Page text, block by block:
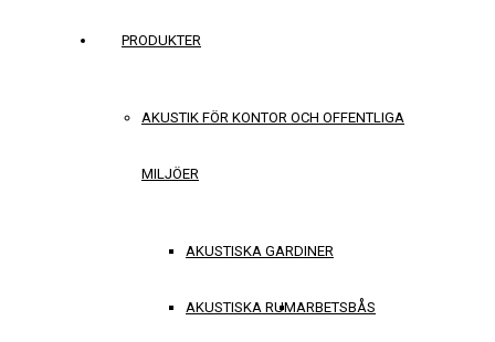
PRODUKTER
AKUSTIK FÖR KONTOR OCH OFFENTLIGA
MILJÖER
AKUSTISKA GARDINER
AKUSTISKA RUMARBETSBÅS